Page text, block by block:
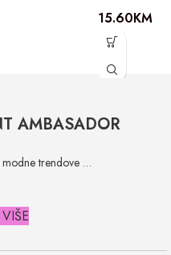
15.60KM
AMBASADOR
trendove …